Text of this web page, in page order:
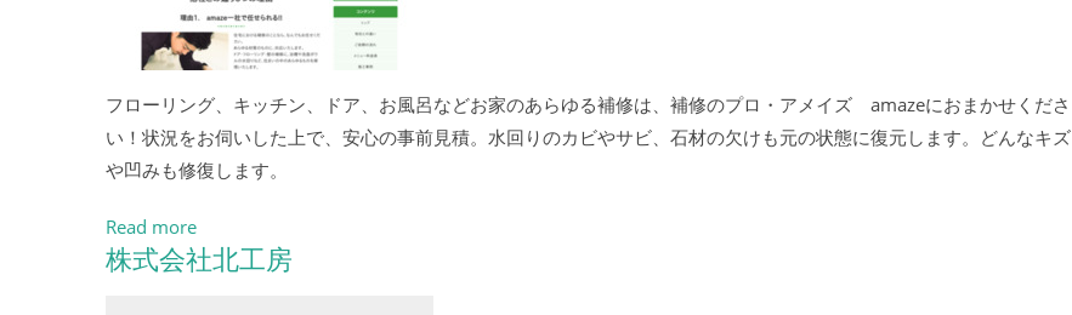
フローリング、キッチン、ドア、お風呂などお家のあらゆる補修は、補修のプロ・アメイズ amazeにおまかせくださ
い！状況をお伺いした上で、安心の事前見積。水回りのカビやサビ、石材の欠けも元の状態に復元します。どんなキズ
や凹みも修復します。
Read more
株式会社北工房